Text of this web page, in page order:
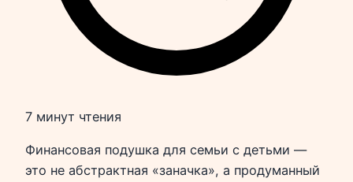
7 минут чтения
Финансовая подушка для семьи с детьми —
это не абстрактная «заначка», а продуманный